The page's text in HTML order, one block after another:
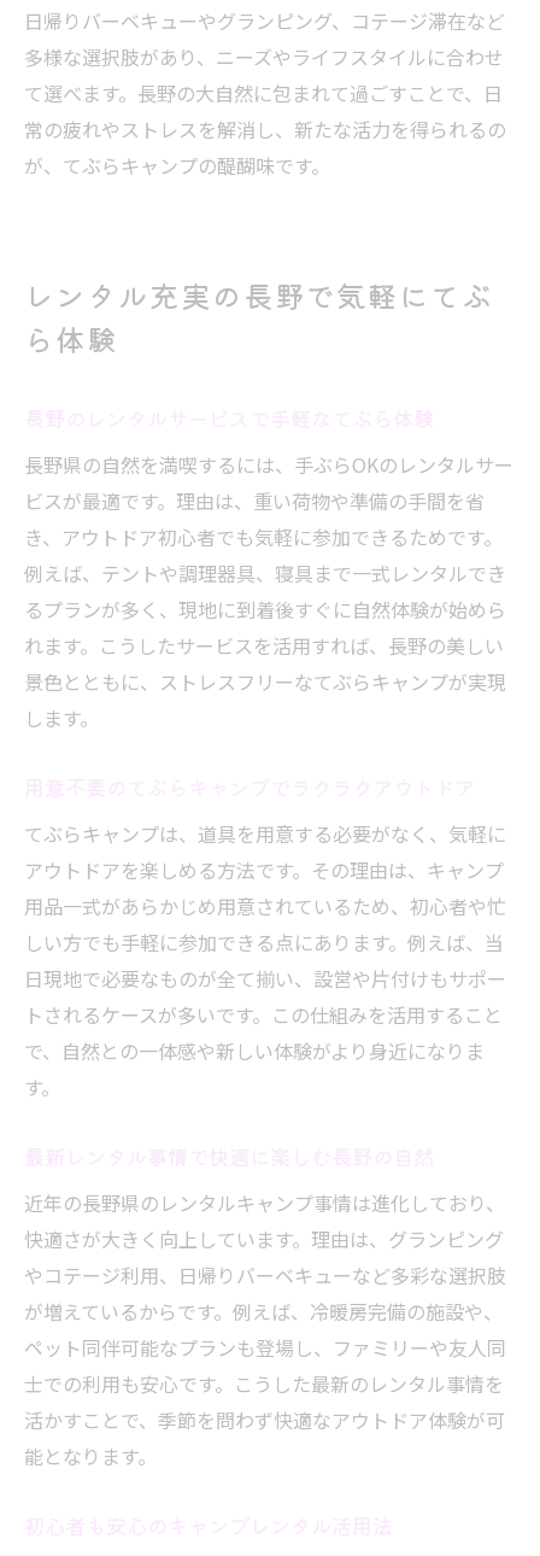
日帰りバーベキューやグランピング、コテージ滞在など
多様な選択肢があり、ニーズやライフスタイルに合わせ
て選べます。長野の大自然に包まれて過ごすことで、日
常の疲れやストレスを解消し、新たな活力を得られるの
が、てぶらキャンプの醍醐味です。
レンタル充実の長野で気軽にてぶ
ら体験
長野県の自然を満喫するには、手ぶらOKのレンタルサー
ビスが最適です。理由は、重い荷物や準備の手間を省
き、アウトドア初心者でも気軽に参加できるためです。
例えば、テントや調理器具、寝具まで一式レンタルでき
るプランが多く、現地に到着後すぐに自然体験が始めら
れます。こうしたサービスを活用すれば、長野の美しい
景色とともに、ストレスフリーなてぶらキャンプが実現
します。
てぶらキャンプは、道具を用意する必要がなく、気軽に
アウトドアを楽しめる方法です。その理由は、キャンプ
用品一式があらかじめ用意されているため、初心者や忙
しい方でも手軽に参加できる点にあります。例えば、当
日現地で必要なものが全て揃い、設営や片付けもサポー
トされるケースが多いです。この仕組みを活用すること
で、自然との一体感や新しい体験がより身近になりま
す。
近年の長野県のレンタルキャンプ事情は進化しており、
快適さが大きく向上しています。理由は、グランピング
やコテージ利用、日帰りバーベキューなど多彩な選択肢
が増えているからです。例えば、冷暖房完備の施設や、
ペット同伴可能なプランも登場し、ファミリーや友人同
士での利用も安心です。こうした最新のレンタル事情を
活かすことで、季節を問わず快適なアウトドア体験が可
能となります。